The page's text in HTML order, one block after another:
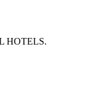
HOTELS.